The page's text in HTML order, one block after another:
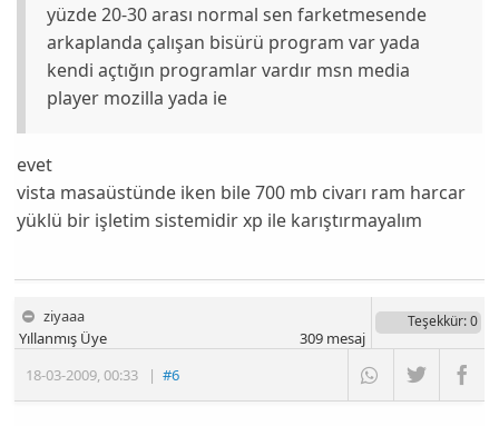
yüzde 20-30 arası normal sen farketmesende
arkaplanda çalışan bisürü program var yada
kendi açtığın programlar vardır msn media
player mozilla yada ie
evet
vista masaüstünde iken bile 700 mb civarı ram harcar
yüklü bir işletim sistemidir xp ile karıştırmayalım
ziyaaa
18-03-2009 ,00:33 |#6
Yıllanmış Üye
Teşekkür: 0
309mesaj